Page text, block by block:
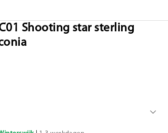
Shooting star sterling